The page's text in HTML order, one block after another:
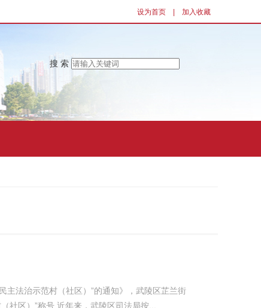
设为首页 加入收藏
搜 索
主法治示范村（社区）”的通知》，武陵区芷兰街
社区）”称号 近年来，武陵区司法局按...